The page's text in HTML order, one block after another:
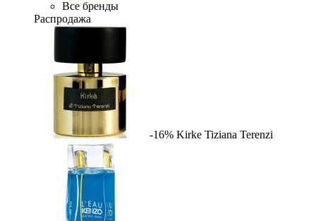
Все бренды
Распродажа
-16% Kirke Tiziana Terenzi